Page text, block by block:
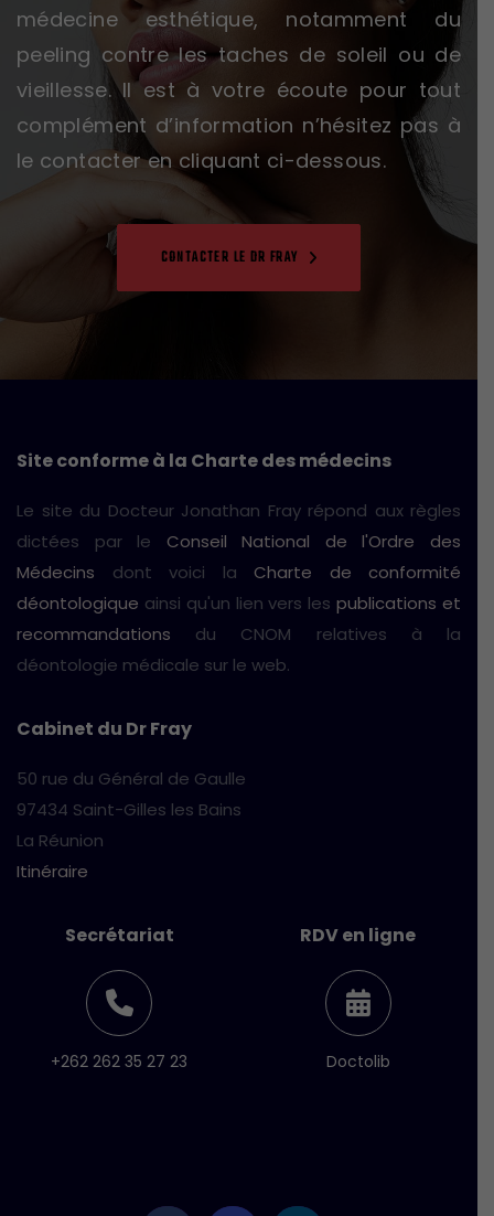
médecine esthétique, notamment du
peeling contre les taches de soleil ou de
vieillesse. Il est à votre écoute pour tout
complément d’information n’hésitez pas à
le contacter en cliquant ci-dessous.
CONTACTER LE DR FRAY
Site conforme à la Charte des médecins
Le site du Docteur Jonathan Fray répond aux règles
dictées par le Conseil National de l'Ordre des
Médecins dont voici la Charte de conformité
déontologique ainsi qu'un lien vers lespublications et
recommandations du CNOM relatives à la
déontologie médicale sur le web.
Cabinet du Dr Fray
50 rue du Général de Gaulle
97434 Saint-Gilles les Bains
La Réunion
Itinéraire
Secrétariat
+262 262 35 27 23
RDV en ligne
Doctolib